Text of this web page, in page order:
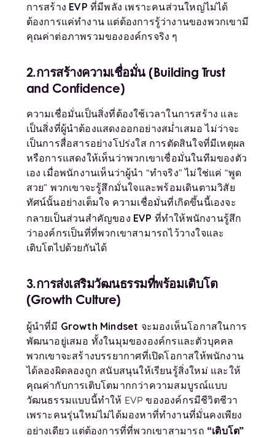
การสร้าง EVP ที่มีพลัง เพราะคนส่วนใหญ่ไม่ได้
ต้องการแค่ทำงาน แต่ต้องการรู้ว่างานของพวกเขามี
คุณค่าต่อภาพรวมขององค์กรจริง ๆ
2.การสร้างความเชื่อมั่น (Building Trust
and Confidence)
ความเชื่อมั่นเป็นสิ่งที่ต้องใช้เวลาในการสร้าง และ
เป็นสิ่งที่ผู้นำต้องแสดงออกอย่างสม่ำเสมอ ไม่ว่าจะ
เป็นการสื่อสารอย่างโปร่งใส การตัดสินใจที่มีเหตุผล
หรือการแสดงให้เห็นว่าพวกเขาเชื่อมั่นในทีมของตัว
เอง เมื่อพนักงานเห็นว่าผู้นำ “ทำจริง” ไม่ใช่แค่ “พูด
สวย” พวกเขาจะรู้สึกมั่นใจและพร้อมเดินตามวิสัย
ทัศน์นั้นอย่างเต็มใจ ความเชื่อมั่นที่เกิดขึ้นนี้เองจะ
กลายเป็นส่วนสำคัญของ EVP ที่ทำให้พนักงานรู้สึก
ว่าองค์กรเป็นที่ที่พวกเขาสามารถไว้วางใจและ
เติบโตไปด้วยกันได้
3.การส่งเสริมวัฒนธรรมที่พร้อมเติบโต
(Growth Culture)
ผู้นำที่มี Growth Mindset จะมองเห็นโอกาสในการ
พัฒนาอยู่เสมอ ทั้งในมุมขององค์กรและตัวบุคคล
พวกเขาจะสร้างบรรยากาศที่เปิดโอกาสให้พนักงาน
ได้ลองผิดลองถูก สนับสนุนให้เรียนรู้สิ่งใหม่ และให้
คุณค่ากับการเติบโตมากกว่าความสมบูรณ์แบบ
วัฒนธรรมแบบนี้ทำให้ EVP ขององค์กรมีชีวิตชีวา
เพราะคนรุ่นใหม่ไม่ได้มองหาที่ทำงานที่มั่นคงเพียง
อย่างเดียว แต่ต้องการที่ที่พวกเขาสามารถ “เติบโต”